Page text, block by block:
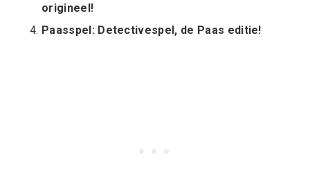
origineel!
Paasspel: Detectivespel, de Paas editie!